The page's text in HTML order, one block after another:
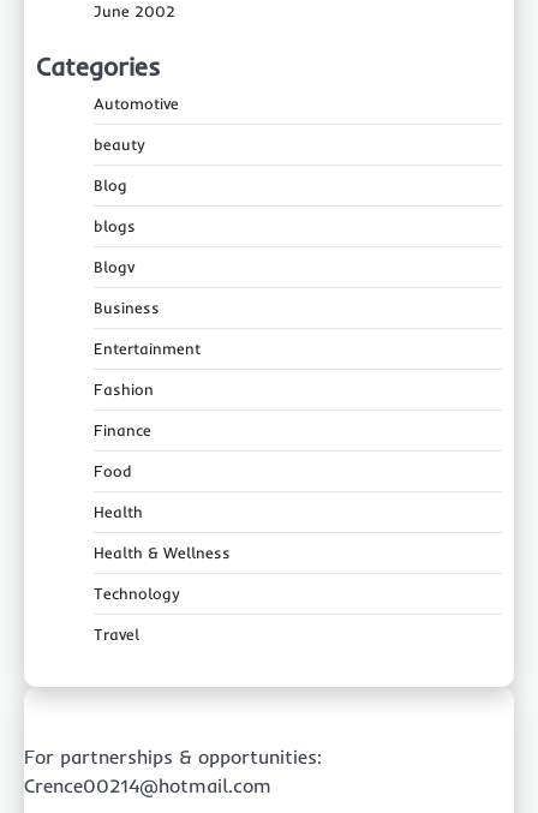
June 2002
Categories
Automotive
beauty
Blog
blogs
Blogv
Business
Entertainment
Fashion
Finance
Food
Health
Health & Wellness
Technology
Travel
For partnerships & opportunities:
Crence00214@hotmail.com